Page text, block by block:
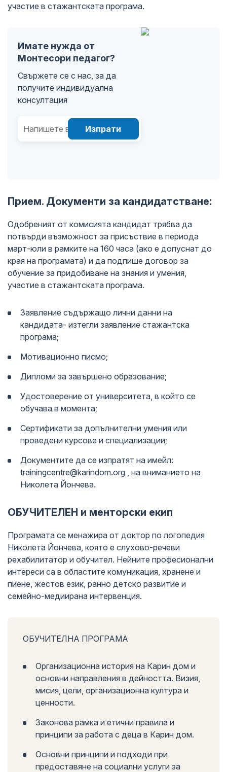
участие в стажантската програма.
Имате нужда от
Монтесори педагог?
Свържете се с нас, за да
получите индивидуална
консултация
Изпрати
Прием. Документи за кандидатстване:
Одобреният от комисията кандидат трябва да
потвърди възможност за присъствие в периода
март-юли в рамките на 160 часа (ако е допуснат до
края на програмата) и да подпише договор за
обучение за придобиване на знания и умения,
участие в стажантската програма.
Заявление съдържащо лични данни на
кандидата- изтегли заявление стажантска
програма;
Мотивационно писмо;
Дипломи за завършено образование;
Удостоверение от университета, в който се
обучава в момента;
Сертификати за допълнителни умения или
проведени курсове и специализации;
Документите да се изпратят на имейл:
trainingcentre@karindom.org , на вниманието на
Николета Йончева.
ОБУЧИТЕЛЕН и менторски екип
Програмата се менажира от доктор по логопедия
Николета Йончева, която е слухово-речеви
рехабилитатор и обучител. Нейните професионални
интереси са в областите комуникация, хранене и
пиене, жестов език, ранно детско развитие и
семейно-медиирана интервенция.
ОБУЧИТЕЛНА ПРОГРАМА
Организационна история на Карин дом и
основни направления в дейността. Визия,
мисия, цели, организационна култура и
ценности.
Законова рамка и етични правила и
принципи за работа с деца в Карин дом.
Основни принципи и подходи при
предоставяне на социални услуги за